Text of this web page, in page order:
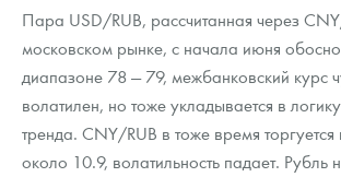
Пара USD/RUB, рассчитанная через
московском рынке, с начала июня
диапазоне 78 — 79, межбанковский курс
волатилен, но тоже укладывается в
тренда. CNY/RUB в тоже время
около 10.9, волатильность падает. Рубль